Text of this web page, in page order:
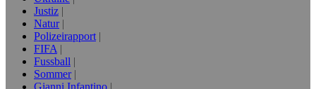
Justiz
Natur
Polizeirapport
FIFA
Fussball
Sommer
Gianni Infantino